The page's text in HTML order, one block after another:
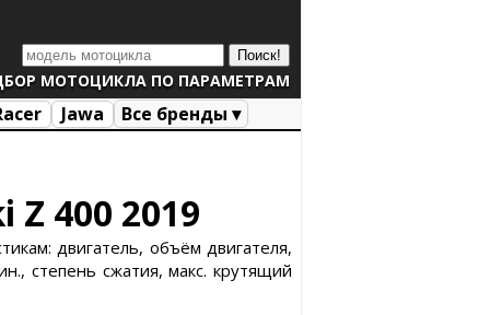
МОТОЦИКЛА ПО ПАРАМЕТРАМ
Jawa Все бренды ▾
Z 400 2019
двигатель, объём двигателя,
степень сжатия, макс. крутящий